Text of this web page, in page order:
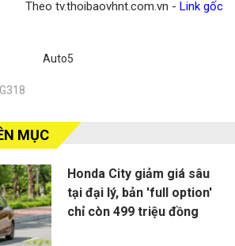
Theo tv.thoibaovhnt.com.vn - Link gốc
Auto5
MỤC
Honda City giảm giá sâu
tại đại lý, bản 'full option'
chỉ còn 499 triệu đồng